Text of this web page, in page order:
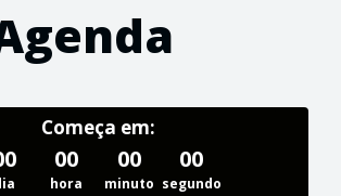
Começa em:
00
hora
00
minuto
00
segundo